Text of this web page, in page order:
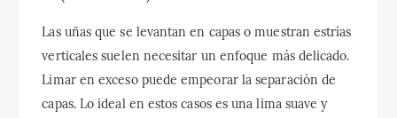
Las uñas que se levantan en capas o muestran estrías
verticales suelen necesitar un enfoque más delicado.
Limar en exceso puede empeorar la separación de
capas. Lo ideal en estos casos es una lima suave y